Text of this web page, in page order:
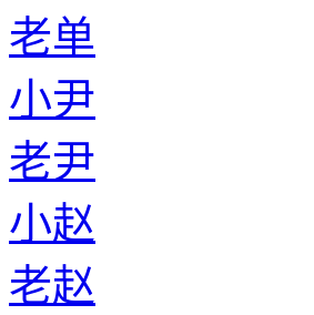
老单
小尹
老尹
小赵
老赵